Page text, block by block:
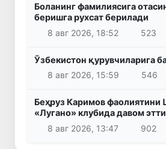
Боланинг фамилиясига
беришга рухсат берилади
8 авг 2026, 18:52
523
Ўзбекистон қурувчиларига
8 авг 2026, 15:59
546
Беҳруз Каримов фаолиятини
«Лугано» клубида давом
8 авг 2026, 13:47
902